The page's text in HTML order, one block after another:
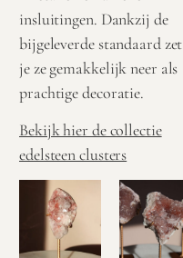
insluitingen. Dankzij de
bijgeleverde standaard zet
je ze gemakkelijk neer als
prachtige decoratie.
Bekijk hier de collectie
edelsteen clusters